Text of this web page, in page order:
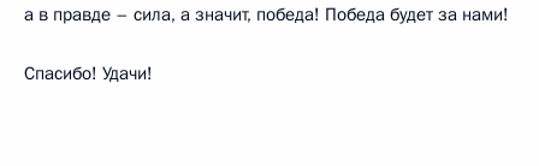
а в правде – сила, а значит, победа! Победа будет за нами!
Спасибо! Удачи!